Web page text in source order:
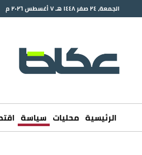
الجمعة، ٢٤ صفر ١٤٤٨ هـ ٧ أغسطس ٢٠٢٦ م
الرئيسية محليات سياسة